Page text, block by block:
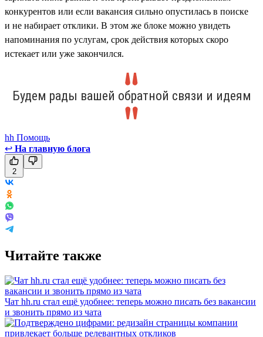
конкурентов или если вакансия сильно опустилась в поиске
и не набирает отклики. В этом же блоке можно увидеть
напоминания по услугам, срок действия которых скоро
истекает или уже закончился.
Будем рады вашей обратной связи и идеям
hh Помощь
↩ На главную блога
2
Читайте также
Чат hh.ru стал ещё удобнее: теперь можно писать без вакансии
и звонить прямо из чата